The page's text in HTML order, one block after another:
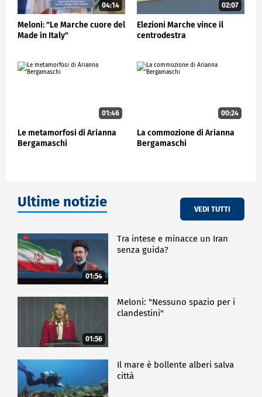
04:14
Meloni: "Le Marche cuore del
Made in Italy"
02:07
Elezioni Marche vince il
centrodestra
01:46
Le metamorfosi di Arianna
Bergamaschi
00:24
La commozione di Arianna
Bergamaschi
Ultime notizie VEDI TUTTI
01:54
Tra intese e minacce un Iran
senza guida?
01:56
Meloni: "Nessuno spazio per i
clandestini"
Il mare è bollente alberi salva
città